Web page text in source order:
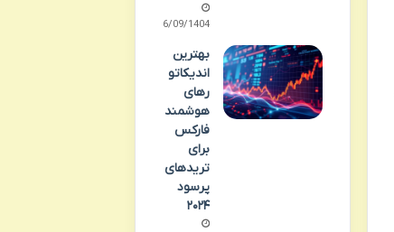
26/09/1404
بهترین
اندیکاتو
رهای
هوشمند
فارکس
برای
تریدهای
پرسود
۲۰۲۴